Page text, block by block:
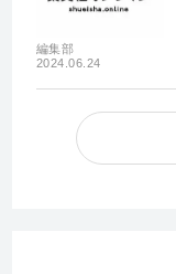
編集部
2024.06.24